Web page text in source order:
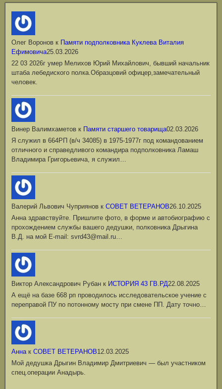
Олег Воронов к Памяти подполковника Куклева Виталия
Ефимовича25.03.2026
22 03 2026г умер Мелихов Юрий Михайлович, бывший начальник
штаба лебедиского полка.Образцовий офицер,замечательный
человек.
Винер Валимхаметов к Памяти старшего товарища02.03.2026
Я служил в 664РП (в/ч 34085) в 1975-1977г под командованием
отличного и справедливого командира подполковника Ламаш
Владимира Григорьевича, я служил…
Валерий Львович Чуприянов к СОВЕТ ВЕТЕРАНОВ26.10.2025
Анна здравствуйте. Пришлите фото, в форме и автобиографию с
прохождением службы вашего дедушки, полковника Дрыгина
В.Д. на мой Е-mail: svrd43@mail.ru…
Виктор Александрович Рубан к ИСТОРИЯ 43 ГВ.РД22.08.2025
А ещё на базе 668 рп проводилось исследовательское учение с
переправой ПУ по потонному мосту при смене ПП. Дату точно…
Аннак СОВЕТ ВЕТЕРАНОВ12.03.2025
Мой дедушка Дрыгин Владимир Дмитриевич — был участником
спец.операции Анадырь.